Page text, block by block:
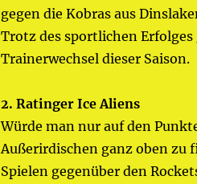
gegen die Kobras aus
Trotz des sportlichen Erfolges
Trainerwechsel dieser Saison.
2. Ratinger Ice Aliens
Würde man nur auf den
Außerirdischen ganz oben zu
Spielen gegenüber den